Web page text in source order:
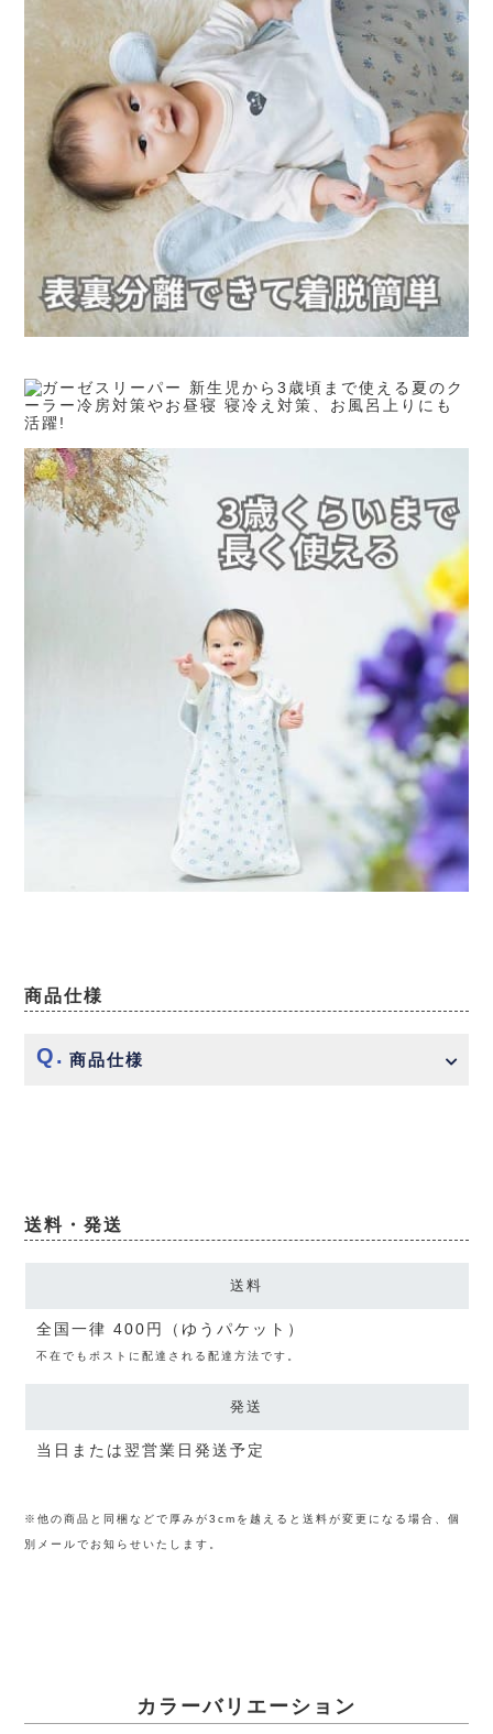
商品仕様
商品仕様
送料・発送
送料
全国一律 400円（ゆうパケット）
不在でもポストに配達される配達方法です。
発送
当日または翌営業日発送予定
※他の商品と同梱などで厚みが3cmを越えると送料が変更になる場合、個
別メールでお知らせいたします。
カラーバリエーション